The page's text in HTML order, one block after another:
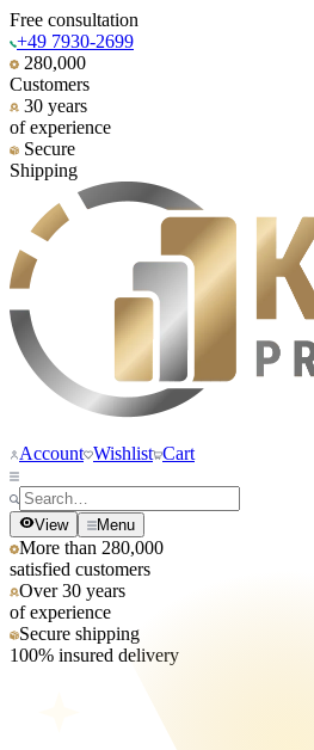
Free consultation
+49 7930-2699
280,000
Customers
30 years
of experience
Secure
Shipping
Account Wishlist Cart
View Menu
More than 280,000
satisfied customers
Over 30 years
of experience
Secure shipping
100% insured delivery